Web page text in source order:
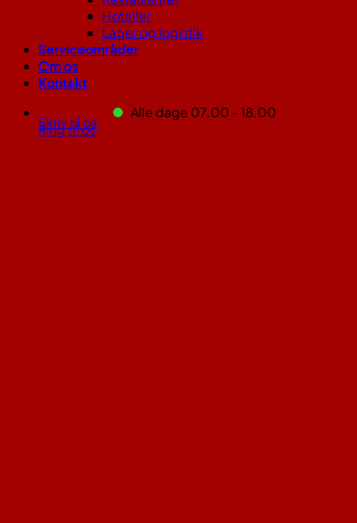
Hoteller
Lager og logistik
Serviceområder
Om os
Kontakt
Alle dage 07.00 - 18.00
Ring til os
Skriv til os